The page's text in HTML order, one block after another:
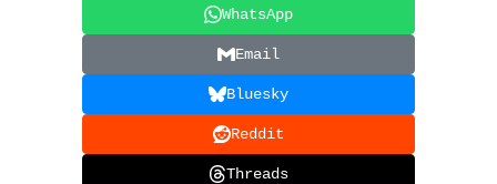
WhatsApp
Email
Bluesky
Reddit
Threads